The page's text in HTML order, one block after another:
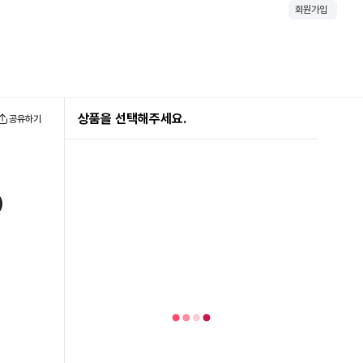
회원가입
공유하기 상품을 선택해주세요.